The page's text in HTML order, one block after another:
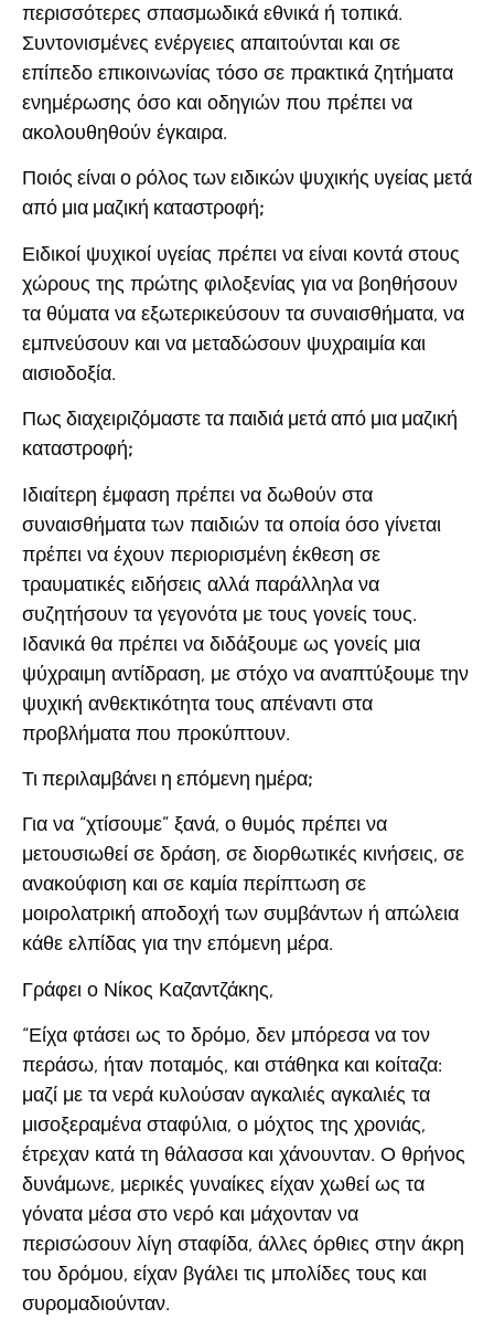
περισσότερες σπασμωδικά εθνικά ή τοπικά.
Συντονισμένες ενέργειες απαιτούνται και σε
επίπεδο επικοινωνίας τόσο σε πρακτικά ζητήματα
ενημέρωσης όσο και οδηγιών που πρέπει να
ακολουθηθούν έγκαιρα.
Ποιός είναι ο ρόλος των ειδικών ψυχικής υγείας μετά
από μια μαζική καταστροφή;
Ειδικοί ψυχικοί υγείας πρέπει να είναι κοντά στους
χώρους της πρώτης φιλοξενίας για να βοηθήσουν
τα θύματα να εξωτερικεύσουν τα συναισθήματα, να
εμπνεύσουν και να μεταδώσουν ψυχραιμία και
αισιοδοξία.
Πως διαχειριζόμαστε τα παιδιά μετά από μια μαζική
καταστροφή;
Ιδιαίτερη έμφαση πρέπει να δωθούν στα
συναισθήματα των παιδιών τα οποία όσο γίνεται
πρέπει να έχουν περιορισμένη έκθεση σε
τραυματικές ειδήσεις αλλά παράλληλα να
συζητήσουν τα γεγονότα με τους γονείς τους.
Ιδανικά θα πρέπει να διδάξουμε ως γονείς μια
ψύχραιμη αντίδραση, με στόχο να αναπτύξουμε την
ψυχική ανθεκτικότητα τους απέναντι στα
προβλήματα που προκύπτουν.
Τι περιλαμβάνει η επόμενη ημέρα;
Για να “χτίσουμε” ξανά, ο θυμός πρέπει να
μετουσιωθεί σε δράση, σε διορθωτικές κινήσεις, σε
ανακούφιση και σε καμία περίπτωση σε
μοιρολατρική αποδοχή των συμβάντων ή απώλεια
κάθε ελπίδας για την επόμενη μέρα.
Γράφει ο Νίκος Καζαντζάκης,
“Είχα φτάσει ως το δρόμο, δεν μπόρεσα να τον
περάσω, ήταν ποταμός, και στάθηκα και κοίταζα:
μαζί με τα νερά κυλούσαν αγκαλιές αγκαλιές τα
μισοξεραμένα σταφύλια, ο μόχτος της χρονιάς,
έτρεχαν κατά τη θάλασσα και χάνουνταν. Ο θρήνος
δυνάμωνε, μερικές γυναίκες είχαν χωθεί ως τα
γόνατα μέσα στο νερό και μάχονταν να
περισώσουν λίγη σταφίδα, άλλες όρθιες στην άκρη
του δρόμου, είχαν βγάλει τις μπολίδες τους και
συρομαδιούνταν.